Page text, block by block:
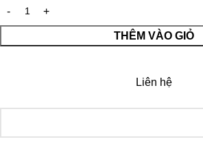
THÊM VÀO GIỎ
Liên hệ